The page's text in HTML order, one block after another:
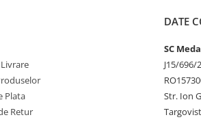
Plata
Retur
DATE
SC
J15/696/
Str. Ion